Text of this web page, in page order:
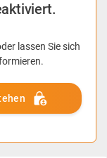
lassen Sie sich